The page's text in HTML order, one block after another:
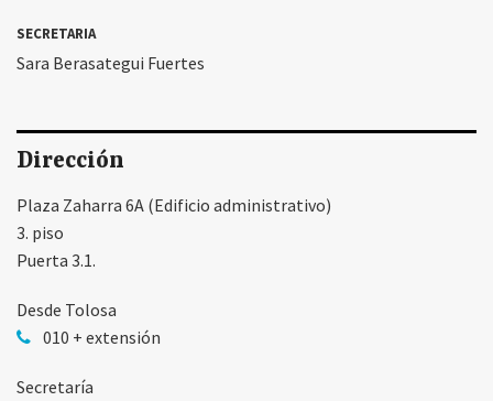
SECRETARIA
Sara Berasategui Fuertes
Dirección
Plaza Zaharra 6A (Edificio administrativo)
3. piso
Puerta 3.1.
Desde Tolosa
010 + extensión
Secretaría